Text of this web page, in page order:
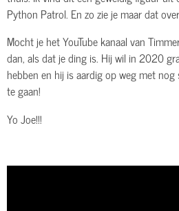
Python Patrol. En zo zie je maar dat
Mocht je het YouTube kanaal van
dan, als dat je ding is. Hij wil in 2020
hebben en hij is aardig op weg met
te gaan!
Yo Joe!!!